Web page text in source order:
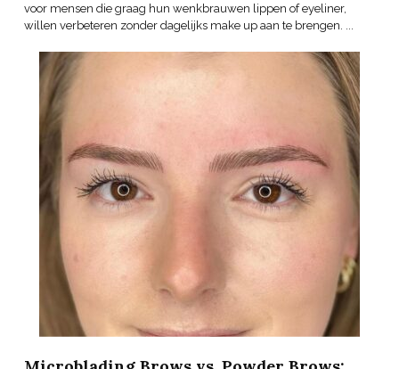
voor mensen die graag hun wenkbrauwen lippen of eyeliner,
willen verbeteren zonder dagelijks make up aan te brengen. ...